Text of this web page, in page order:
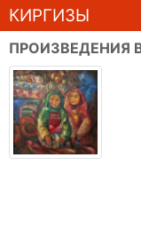
КИРГИЗЫ
ПРОИЗВЕДЕНИЯ